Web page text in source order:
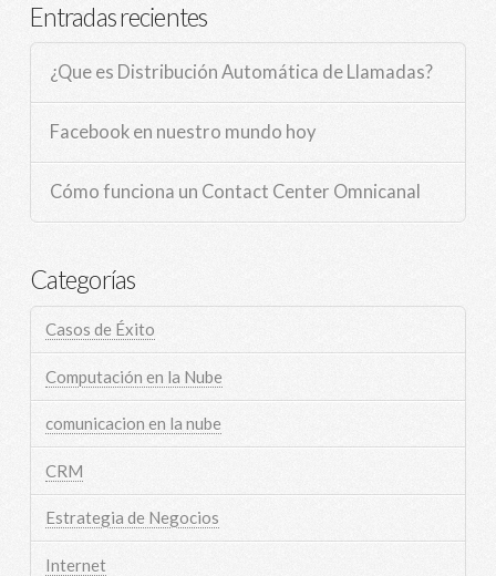
Entradas recientes
¿Que es Distribución Automática de Llamadas?
Facebook en nuestro mundo hoy
Cómo funciona un Contact Center Omnicanal
Categorías
Casos de Éxito
Computación en la Nube
comunicacion en la nube
CRM
Estrategia de Negocios
Internet